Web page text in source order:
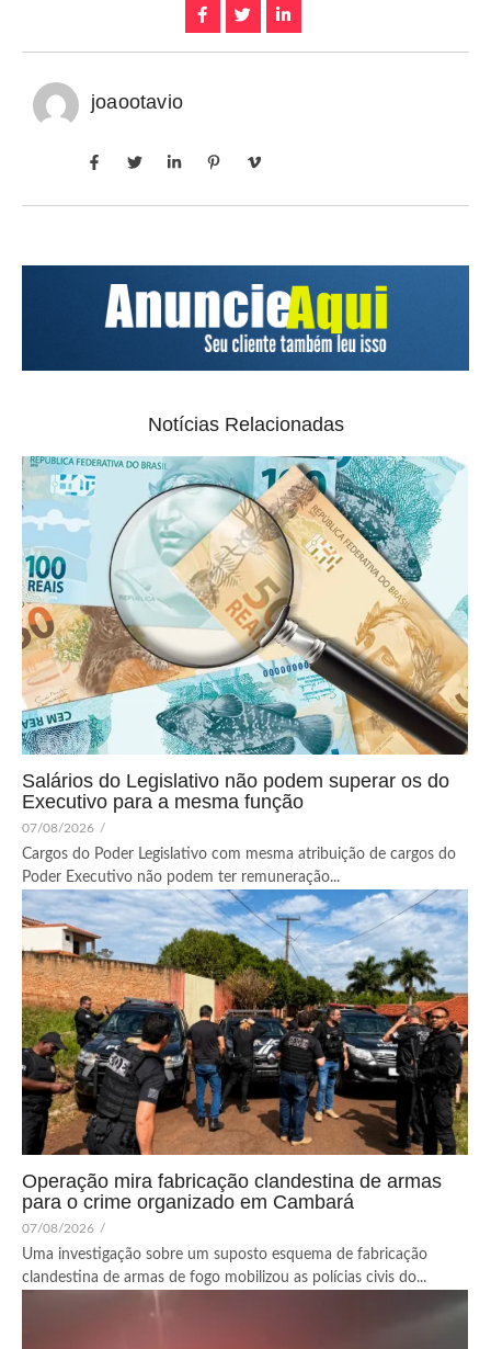
joaootavio
Notícias Relacionadas
Salários do Legislativo não podem superar os do
Executivo para a mesma função
07/08/2026 /
Cargos do Poder Legislativo com mesma atribuição de cargos do
Poder Executivo não podem ter remuneração...
Operação mira fabricação clandestina de armas
para o crime organizado em Cambará
07/08/2026 /
Uma investigação sobre um suposto esquema de fabricação
clandestina de armas de fogo mobilizou as polícias civis do...